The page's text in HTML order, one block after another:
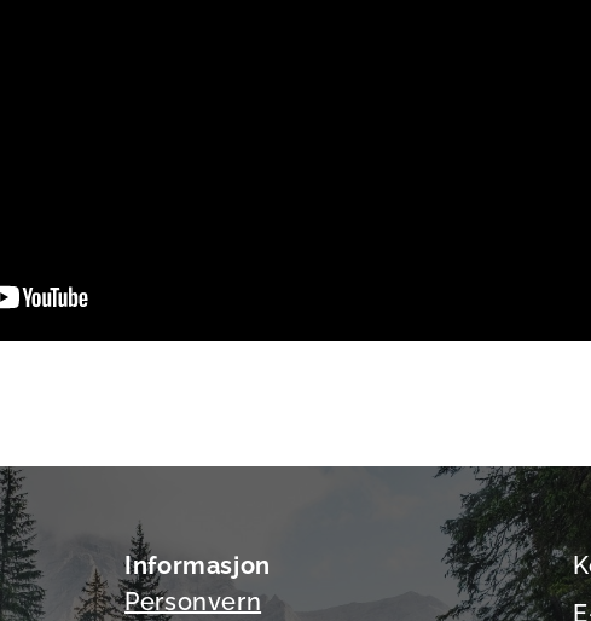
Informasjon
Personvern